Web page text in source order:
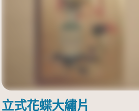
立式花蝶大繡片